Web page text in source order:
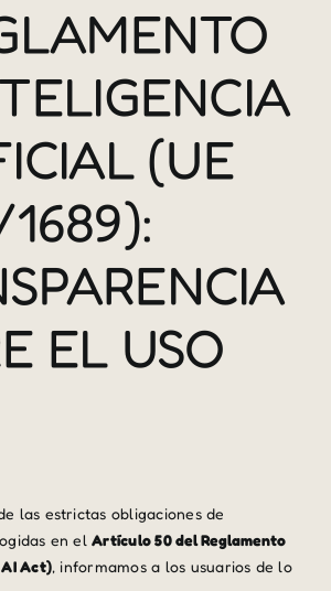
(UE
EL USO
las estrictas obligaciones de
en elArtículo 50 del Reglamento
AI Act), informamos a los usuarios de lo